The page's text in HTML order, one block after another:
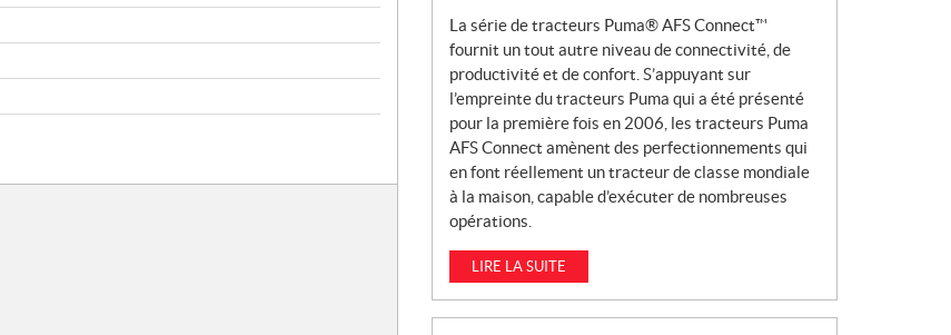
La série de tracteurs Puma® AFS Connect™
fournit un tout autre niveau de connectivité, de
productivité et de confort. S’appuyant sur
l’empreinte du tracteurs Puma qui a été présenté
pour la première fois en 2006, les tracteurs Puma
AFS Connect amènent des perfectionnements qui
en font réellement un tracteur de classe mondiale
à la maison, capable d’exécuter de nombreuses
opérations.
LIRE LA SUITE